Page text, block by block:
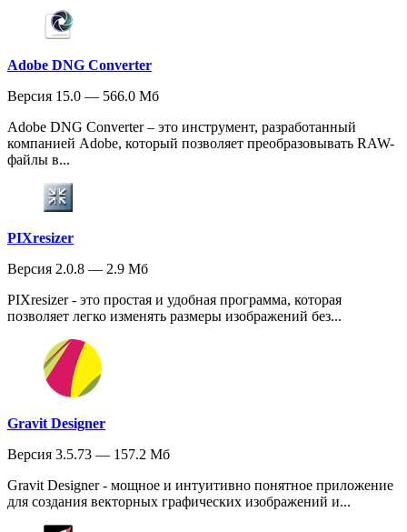
Adobe DNG Converter
Версия 15.0 — 566.0 Мб
Adobe DNG Converter – это инструмент, разработанный
компанией Adobe, который позволяет преобразовывать RAW-
файлы в...
PIXresizer
Версия 2.0.8 — 2.9 Мб
PIXresizer - это простая и удобная программа, которая
позволяет легко изменять размеры изображений без...
Gravit Designer
Версия 3.5.73 — 157.2 Мб
Gravit Designer - мощное и интуитивно понятное приложение
для создания векторных графических изображений и...